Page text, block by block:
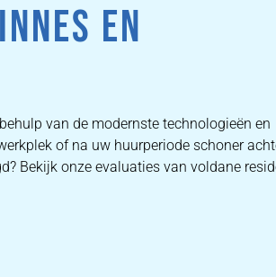
EN
van de modernste technologieën en
of na uw huurperiode schoner
Bekijk onze evaluaties van voldane